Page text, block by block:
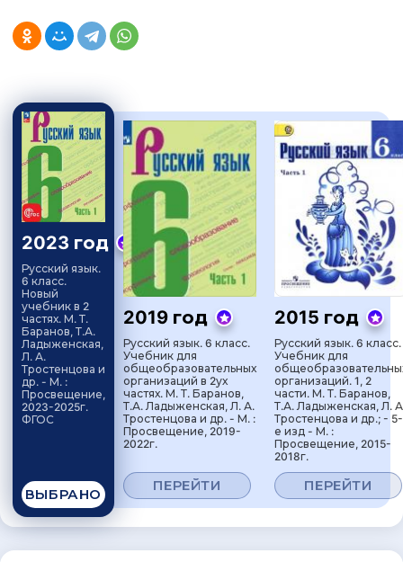
2023 год
Русский язык.
6 класс.
Новый
учебник в 2
частях. М. Т.
Баранов, Т.А.
Ладыженская,
Л. А.
Тростенцова и
др. - М. :
Просвещение,
2023-2025г.
ФГОС
ВЫБРАНО
2019 год
Русский язык. 6 класс.
Учебник для
общеобразовательных
организаций в 2ух
частях. М. Т. Баранов,
Т.А. Ладыженская, Л. А.
Тростенцова и др. - М. :
Просвещение, 2019-
2022г.
ПЕРЕЙТИ
2015 год
Русский язык. 6 класс.
Учебник для
организаций. 1, 2
части. М. Т. Баранов,
Т.А. Ладыженская, Л.
Тростенцова и др.; - 5-
е изд - М. :
Просвещение, 2015-
2018г.
ПЕРЕЙТИ